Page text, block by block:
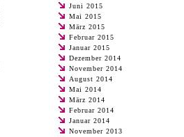
Juni 2015
Mai 2015
März 2015
Februar 2015
Januar 2015
Dezember 2014
November 2014
August 2014
Mai 2014
März 2014
Februar 2014
Januar 2014
November 2013